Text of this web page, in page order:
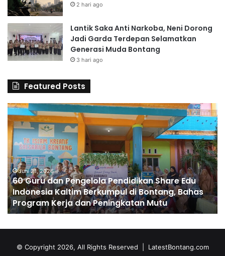
2 hari ago
Lantik Saka Anti Narkoba, Neni Dorong
Jadi Garda Terdepan Selamatkan
Generasi Muda Bontang
3 hari ago
Featured Posts
6
0
G
u
r
u
d
a
n
P
e
Juni 21, 2026
60 Guru dan Pengelola Pendidikan Share Edu
Indonesia Kaltim Berkumpul di Bontang, Bahas
Program Kerja dan Peningkatan Mutu
© Copyright 2026, All Rights Reserved | LatestBontang.com